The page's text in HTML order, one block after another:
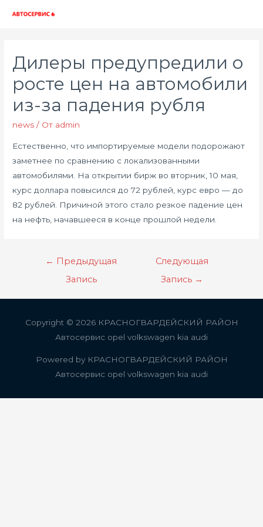
Дилеры предупредили о
росте цен на автомобили
из-за падения рубля
news / От admin
Естественно, что импортируемые модели подорожают
заметнее по сравнению с локализованными
автомобилями. На открытии бирж во вторник, 10 мая,
курс доллара повысился до 72 рублей, курс евро — до
82 рублей. Причиной этого стало резкое падение цен
на нефть, начавшееся в конце прошлой недели.
Навигация
записям
← Предыдущая
Запись
Следующая
Запись →
Copyright © 2026 КРАСНОГВАРДЕЙСКИЙ РАЙОН
Автосервис opel volkswagen kia audi
Powered by КРАСНОГВАРДЕЙСКИЙ РАЙОН
Автосервис opel volkswagen kia audi